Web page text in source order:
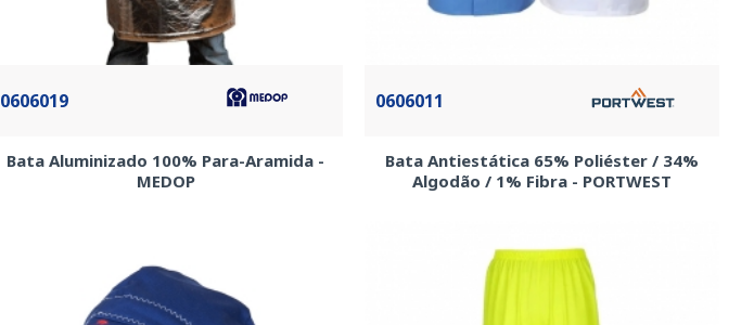
0606019
Bata Aluminizado 100% Para-Aramida -
MEDOP
0606011
Bata Antiestática 65% Poliéster / 34%
Algodão / 1% Fibra - PORTWEST